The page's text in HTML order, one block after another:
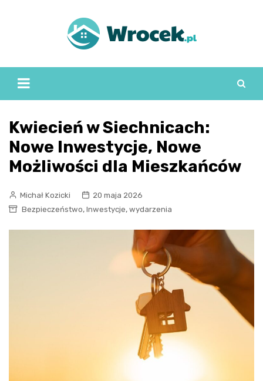
Kwiecień w Siechnicach:
Nowe Inwestycje, Nowe
Możliwości dla Mieszkańców
Michał Kozicki
20 maja 2026
Bezpieczeństwo, Inwestycje, wydarzenia